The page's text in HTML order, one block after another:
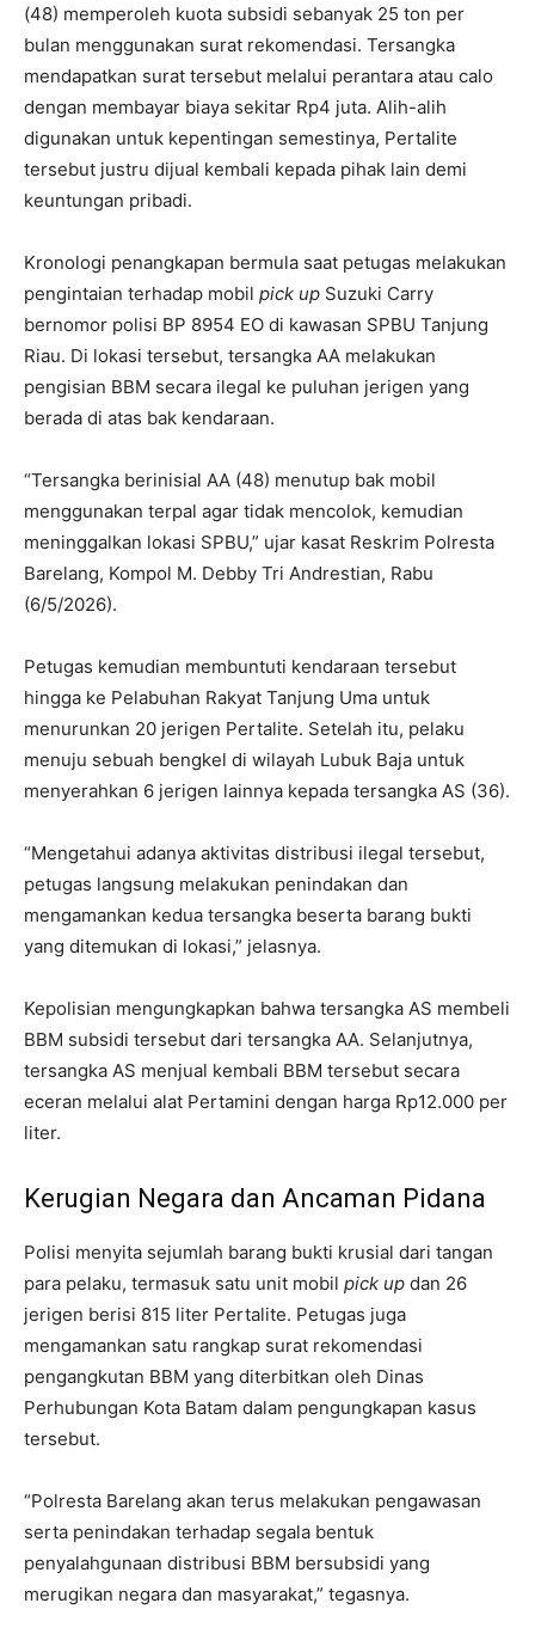
(48) memperoleh kuota subsidi sebanyak 25 ton per
bulan menggunakan surat rekomendasi. Tersangka
mendapatkan surat tersebut melalui perantara atau calo
dengan membayar biaya sekitar Rp4 juta. Alih-alih
digunakan untuk kepentingan semestinya, Pertalite
tersebut justru dijual kembali kepada pihak lain demi
keuntungan pribadi.
Kronologi penangkapan bermula saat petugas melakukan
pengintaian terhadap mobil pick up Suzuki Carry
bernomor polisi BP 8954 EO di kawasan SPBU Tanjung
Riau. Di lokasi tersebut, tersangka AA melakukan
pengisian BBM secara ilegal ke puluhan jerigen yang
berada di atas bak kendaraan.
“Tersangka berinisial AA (48) menutup bak mobil
menggunakan terpal agar tidak mencolok, kemudian
meninggalkan lokasi SPBU,” ujar kasat Reskrim Polresta
Barelang, Kompol M. Debby Tri Andrestian, Rabu
(6/5/2026).
Petugas kemudian membuntuti kendaraan tersebut
hingga ke Pelabuhan Rakyat Tanjung Uma untuk
menurunkan 20 jerigen Pertalite. Setelah itu, pelaku
menuju sebuah bengkel di wilayah Lubuk Baja untuk
menyerahkan 6 jerigen lainnya kepada tersangka AS (36).
“Mengetahui adanya aktivitas distribusi ilegal tersebut,
petugas langsung melakukan penindakan dan
mengamankan kedua tersangka beserta barang bukti
yang ditemukan di lokasi,” jelasnya.
Kepolisian mengungkapkan bahwa tersangka AS membeli
BBM subsidi tersebut dari tersangka AA. Selanjutnya,
tersangka AS menjual kembali BBM tersebut secara
eceran melalui alat Pertamini dengan harga Rp12.000 per
liter.
Kerugian Negara dan Ancaman Pidana
Polisi menyita sejumlah barang bukti krusial dari tangan
para pelaku, termasuk satu unit mobil pick up dan 26
jerigen berisi 815 liter Pertalite. Petugas juga
mengamankan satu rangkap surat rekomendasi
pengangkutan BBM yang diterbitkan oleh Dinas
Perhubungan Kota Batam dalam pengungkapan kasus
tersebut.
“Polresta Barelang akan terus melakukan pengawasan
serta penindakan terhadap segala bentuk
penyalahgunaan distribusi BBM bersubsidi yang
merugikan negara dan masyarakat,” tegasnya.